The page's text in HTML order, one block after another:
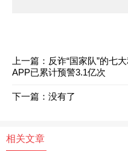
上一篇： 反诈“国家队”的七
APP已累计预警3.1亿次
下一篇：没有了
相关文章